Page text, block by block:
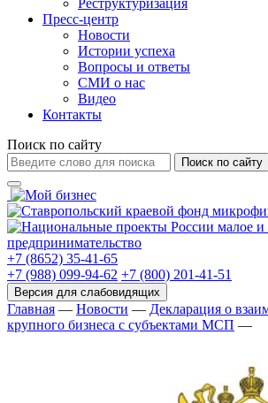
Реструктуризация
Пресс-центр
Новости
Истории успеха
Вопросы и ответы
СМИ о нас
Видео
Контакты
Поиск по сайту
Поиск по сайту
+7 (8652) 35-41-65
+7 (988) 099-94-62 +7 (800) 201-41-51
Главная — Новости — Декларация о
крупного бизнеса с субъектами МСП —